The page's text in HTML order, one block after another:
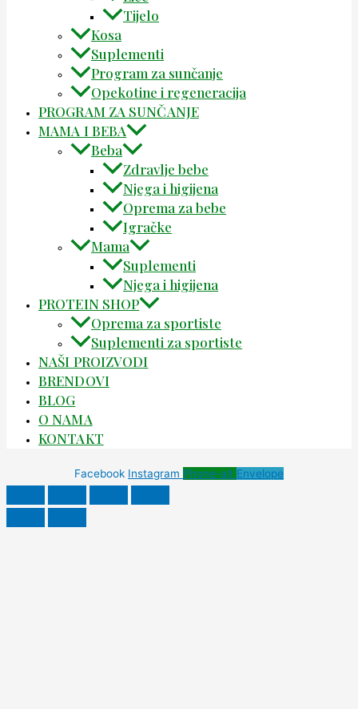
Tijelo
Kosa
Suplementi
Program za sunčanje
Opekotine i regeneracija
PROGRAM ZA SUNČANJE
MAMA I BEBA
Beba
Zdravlje bebe
Njega i higijena
Oprema za bebe
Igračke
Mama
Suplementi
Njega i higijena
PROTEIN SHOP
Oprema za sportiste
Suplementi za sportiste
NAŠI PROIZVODI
BRENDOVI
BLOG
O NAMA
KONTAKT
Facebook Instagram Phone-alt Envelope